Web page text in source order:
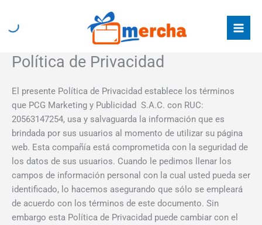
contenido
Política de Privacidad
El presente Política de Privacidad establece los términos
que PCG Marketing y Publicidad S.A.C. con RUC:
20563147254, usa y salvaguarda la información que es
brindada por sus usuarios al momento de utilizar su página
web. Esta compañía está comprometida con la seguridad de
los datos de sus usuarios. Cuando le pedimos llenar los
campos de información personal con la cual usted pueda ser
identificado, lo hacemos asegurando que sólo se empleará
de acuerdo con los términos de este documento. Sin
embargo esta Política de Privacidad puede cambiar con el